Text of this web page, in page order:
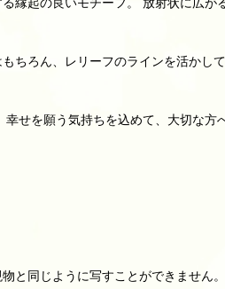
ちろん、レリーフのラインを活か
せを願う気持ちを込めて、大切な方
と同じように写すことができません。